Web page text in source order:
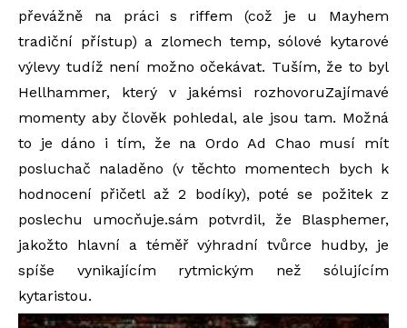
převážně na práci s riffem (což je u Mayhem
tradiční přístup) a zlomech temp, sólové kytarové
výlevy tudíž není možno očekávat. Tuším, že to byl
Hellhammer, který v jakémsi rozhovoruZajímavé
momenty aby člověk pohledal, ale jsou tam. Možná
to je dáno i tím, že na Ordo Ad Chao musí mít
posluchač naladěno (v těchto momentech bych k
hodnocení přičetl až 2 bodíky), poté se požitek z
poslechu umocňuje.sám potvrdil, že Blasphemer,
jakožto hlavní a téměř výhradní tvůrce hudby, je
spíše vynikajícím rytmickým než sólujícím
kytaristou.